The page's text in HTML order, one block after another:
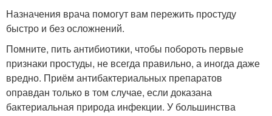
Назначения врача помогут вам пережить простуду
быстро и без осложнений.
Помните, пить антибиотики, чтобы побороть первые
признаки простуды, не всегда правильно, а иногда даже
вредно. Приём антибактериальных препаратов
оправдан только в том случае, если доказана
бактериальная природа инфекции. У большинства